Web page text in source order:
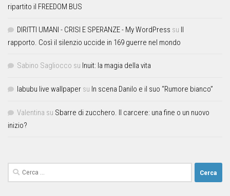
ripartito il FREEDOM BUS
DIRITTI UMANI - CRISI E SPERANZE - My WordPress su Il
rapporto. Così il silenzio uccide in 169 guerre nel mondo
Sabino Sagliocco su Inuit: la magia della vita
labubu live wallpaper su In scena Danilo e il suo “Rumore bianco”
Valentina su Sbarre di zucchero. Il carcere: una fine o un nuovo
inizio?